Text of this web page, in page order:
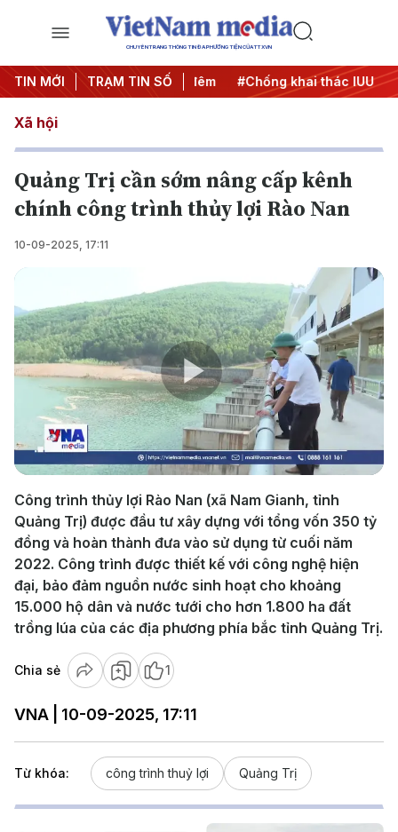
CHUYÊN TRANG THÔNG TIN ĐA PHƯƠNG TIỆN CỦA TTXVN
TIN MỚI TRẠM TIN SỐ
#Chiến dịch 500 ngày đêm #Chống khai thác IUU
Xã hội
Quảng Trị cần sớm nâng cấp kênh
chính công trình thủy lợi Rào Nan
10-09-2025, 17:11
Play
Video
Công trình thủy lợi Rào Nan (xã Nam Gianh, tỉnh
Quảng Trị) được đầu tư xây dựng với tổng vốn 350 tỷ
đồng và hoàn thành đưa vào sử dụng từ cuối năm
2022. Công trình được thiết kế với công nghệ hiện
đại, bảo đảm nguồn nước sinh hoạt cho khoảng
15.000 hộ dân và nước tưới cho hơn 1.800 ha đất
trồng lúa của các địa phương phía bắc tỉnh Quảng Trị.
Chia sẻ 1
VNA | 10-09-2025, 17:11
Từ khóa: công trình thuỷ lợi Quảng Trị